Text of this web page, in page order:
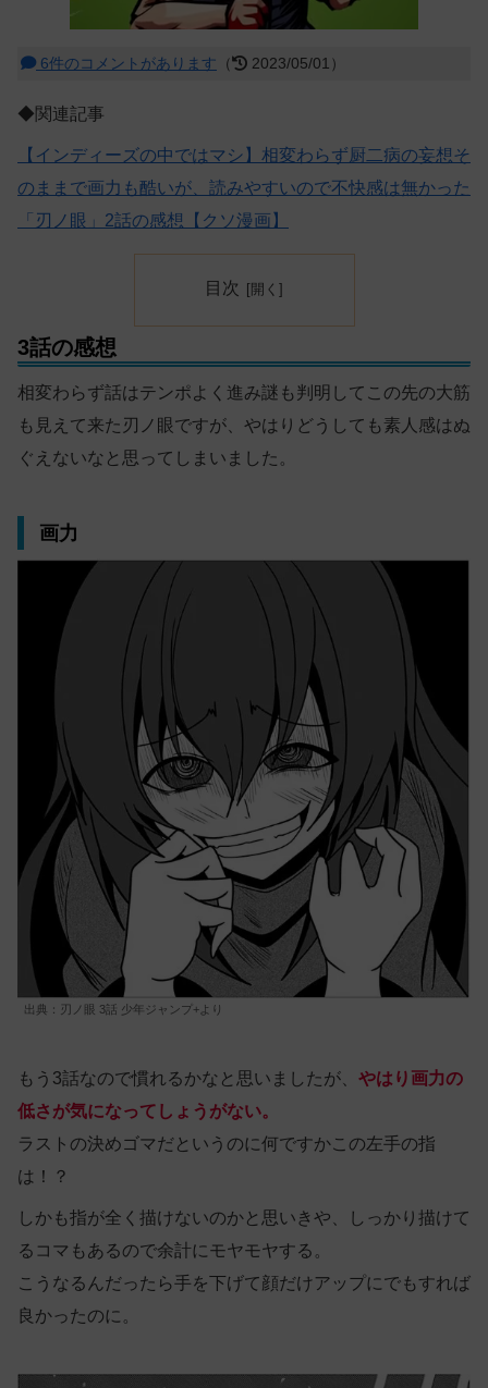
6件のコメントがあります （ 2023/05/01）
◆関連記事
【インディーズの中ではマシ】相変わらず厨二病の妄想そ
のままで画力も酷いが、読みやすいので不快感は無かった
「刃ノ眼」2話の感想【クソ漫画】
目次
3話の感想
相変わらず話はテンポよく進み謎も判明してこの先の大筋
も見えて来た刃ノ眼ですが、やはりどうしても素人感はぬ
ぐえないなと思ってしまいました。
画力
出典：刃ノ眼 3話 少年ジャンプ+より
もう3話なので慣れるかなと思いましたが、 やはり画力の
低さが気になってしょうがない。
ラストの決めゴマだというのに何ですかこの左手の指
は！？
しかも指が全く描けないのかと思いきや、しっかり描けて
るコマもあるので余計にモヤモヤする。
こうなるんだったら手を下げて顔だけアップにでもすれば
良かったのに。